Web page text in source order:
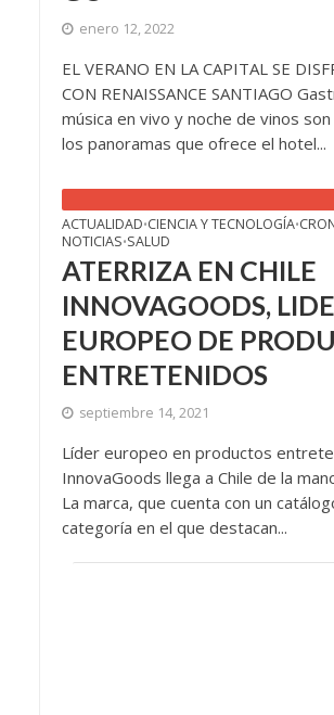
enero 12, 2022
EL VERANO EN LA CAPITAL SE
CON RENAISSANCE SANTIAGO
música en vivo y noche de vinos
los panoramas que ofrece el hotel...
ACTUALIDAD•CIENCIA Y TECNOLOGÍA•
NOTICIAS•SALUD
ATERRIZA EN CHILE
INNOVAGOODS,
EUROPEO DE
ENTRETENIDOS
septiembre 14, 2021
Líder europeo en productos
InnovaGoods llega a Chile de la
La marca, que cuenta con un
categoría en el que destacan...